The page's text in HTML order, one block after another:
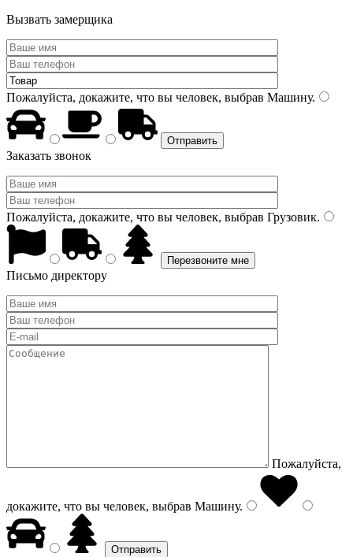
Вызвать замерщика
Пожалуйста, докажите, что вы человек, выбрав Машину.
Заказать звонок
Пожалуйста, докажите, что вы человек, выбрав Грузовик.
Письмо директору
Пожалуйста,
докажите, что вы человек, выбрав Машину.